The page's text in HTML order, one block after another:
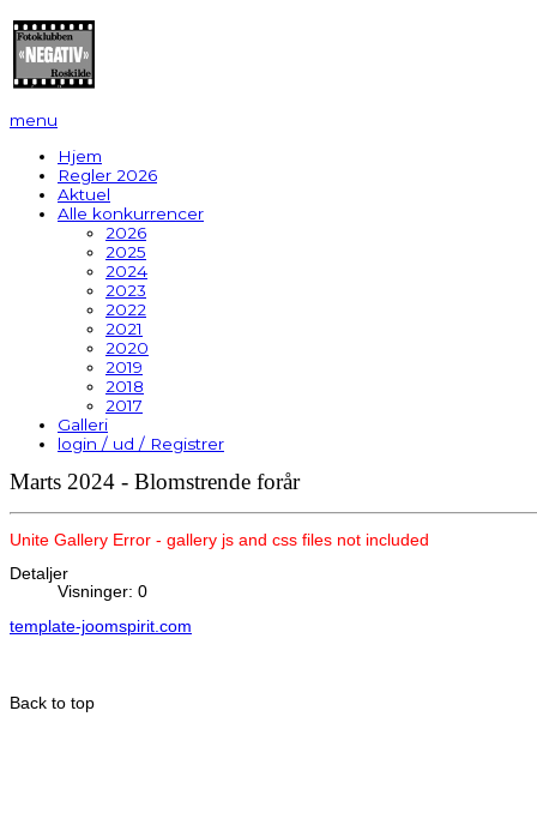
menu
Hjem
Regler 2026
Aktuel
Alle konkurrencer
2026
2025
2024
2023
2022
2021
2020
2019
2018
2017
Galleri
login / ud / Registrer
Marts 2024 - Blomstrende forår
Unite Gallery Error - gallery js and css files not included
Detaljer
Visninger: 0
template-joomspirit.com
Back to top